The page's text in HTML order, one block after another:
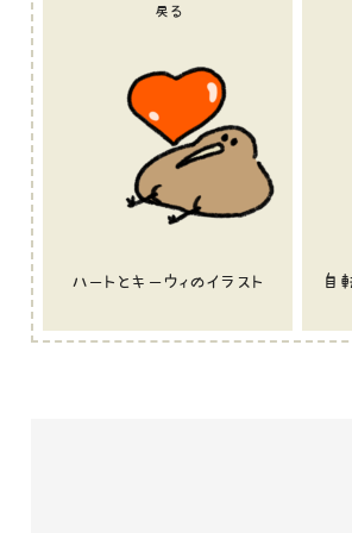
戻る
ハートとキーウィのイラスト